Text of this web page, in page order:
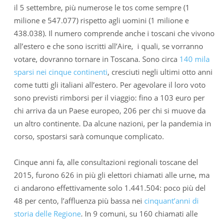
il 5 settembre, più numerose le tos come sempre (1
milione e 547.077) rispetto agli uomini (1 milione e
438.038). Il numero comprende anche i toscani che vivono
all’estero e che sono iscritti all’Aire, i quali, se vorranno
votare, dovranno tornare in Toscana. Sono circa 140 mila
sparsi nei cinque continenti, cresciuti negli ultimi otto anni
come tutti gli italiani all’estero. Per agevolare il loro voto
sono previsti rimborsi per il viaggio: fino a 103 euro per
chi arriva da un Paese europeo, 206 per chi si muove da
un altro continente. Da alcune nazioni, per la pandemia in
corso, spostarsi sarà comunque complicato.
Cinque anni fa, alle consultazioni regionali toscane del
2015, furono 626 in più gli elettori chiamati alle urne, ma
ci andarono effettivamente solo 1.441.504: poco più del
48 per cento, l’affluenza più bassa nei cinquant’anni di
storia delle Regione. In 9 comuni, su 160 chiamati alle